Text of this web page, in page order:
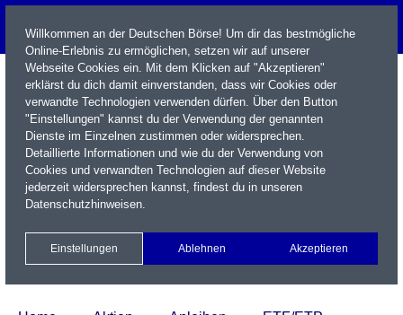
Name / WKN / ISIN / Kürzel
Xetra Realtime
Watchlist Portfolio Login
Willkommen an der Deutschen Börse! Um dir das bestmögliche
Online-Erlebnis zu ermöglichen, setzen wir auf unserer
Webseite Cookies ein. Mit dem Klicken auf "Akzeptieren"
erklärst du dich damit einverstanden, dass wir Cookies oder
verwandte Technologien verwenden dürfen. Über den Button
"Einstellungen" kannst du der Verwendung der genannten
Dienste im Einzelnen zustimmen oder widersprechen.
Detaillierte Informationen und wie du der Verwendung von
Cookies und verwandten Technologien auf dieser Website
jederzeit widersprechen kannst, findest du in unseren
Datenschutzhinweisen.
Einstellungen Ablehnen Akzeptieren